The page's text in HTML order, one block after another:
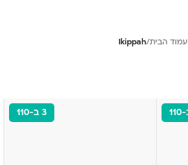
עמוד הבית/
Ikippah
3 ב-110